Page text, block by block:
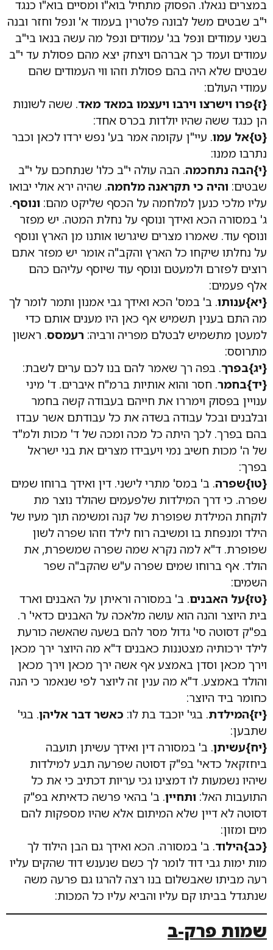
במצרים נגאלו. הפסוק מתחיל בוא"ו ומסיים בוא"ו כנגד
י"ב שבטים משל לבונה פלטרין בעמוד א' ונפל וחזר ובנה
בשני עמודים ונפל בג' עמודים ונפל מה עשה בנאו בי"ב
עמודים ועמד כך אברהם ויצחק יצא מהם פסולת עד י"ב
שבטים שלא היה בהם פסולת וזהו ווי העמודים שהם
עמודי העולם:
{ז}פרו וישרצו וירבו ויעצמו במאד מאד. ששה לשונות
הן כנגד ששה שהיו יולדות בכרס אחד:
{ט}אל עמו. עיי"ן עקומה אמר בע' נפש ירדו לכאן וכבר
נתרבו ממנו:
{י}הבה נתחכמה. הבה עולה י"ב כלו' שנתחכם על י"ב
שבטים: והיה כי תקראנה מלחמה. שהיה ירא אולי יבואו
עליו מלכי כנען למלחמה על הכסף שליקט מהם: ונוסף.
ג' במסורה הכא ואידך ונוסף על נחלת המטה. יש מפזר
ונוסף עוד. שאמרו מצרים שיגרשו אותנו מן הארץ ונוסף
על נחלתו שיקחו כל הארץ והקב"ה אומר יש מפזר אתם
רוצים לפזרם ולמעטם ונוסף עוד שיוסף עליהם כהם
אלף פעמים:
{יא}ענותו. ב' במס' הכא ואידך גבי אמנון ותמר לומר לך
מה התם בענין תשמיש אף כאן היו מענים אותם כדי
למעטן מתשמיש לבטלם מפריה ורביה: רעמסס. ראשון
מתרוסס:
{יג}בפרך. בפה רך שאמר להם בנו לכם ערים לשבת:
{יד}בחמר. חסר והוא אותיות ברמ"ח איברים. ד' מיני
ענויין בפסוק וימררו את חייהם בעבודה קשה בחמר
ובלבנים ובכל עבודה בשדה את כל עבודתם אשר עבדו
בהם בפרך. לכך היתה כל מכה ומכה של ד' מכות ולמ"ד
של ה' מכות חשיב נמי ויעבידו מצרים את בני ישראל
בפרך:
{טו}שפרה. ב' במס' מתרי לישני. דין ואידך ברוחו שמים
שפרה. כי דרך המילדות שלפעמים שהולד נוצר מת
לוקחת המילדת שפופרת של קנה ומשימה תוך מעיו של
הילד ומנפחת בו ומשיבה רוח לילד וזהו שפרה לשון
שפופרת. ד"א למה נקרא שמה שפרה שמשפרת, את
הולד. אף ברוחו שמים שפרה ע"ש שהקב"ה שפר
השמים:
{טז}על האבנים. ב' במסורה וראיתן על האבנים וארד
בית היוצר והנה הוא עושה מלאכה על האבנים כדאי' ר.
בפ"ק דסוטה סי' גדול מסר להם בשעה שהאשה כורעת
לילד ירכותיה מצטננות כאבנים ד"א מה היוצר ירך מכאן
וירך מכאן וסדן באמצע אף אשה ירך מכאן וירך מכאן
והולד באמצע. ד"א מה ענין זה ליוצר לפי שנאמר כי הנה
כחומר ביד היוצר:
{יז}המילדת. בגי' יוכבד בת לו: כאשר דבר אליהן. בגי'
שתבען:
{יח}עשיתן. ב' במסורה דין ואידך עשיתן תועבה
ביחזקאל כדאי' בפ"ק דסוטה שפרעה תבע למילדות
שיהיו נשמעות לו דמצינו גכי עריות דכתיב כי את כל
התועבות האל: ותחיין. ב' בהאי פרשה כדאיתא בפ"ק
דסוטה לא דיין שלא המיתום אלא שהיו מספקות להם
מים ומזון:
{כב}הילוד. ב' במסורה. הכא ואידך גם הבן הילוד לך
מות ימות גבי דוד לומר לך כשם שנענש דוד שהקים עליו
רעה מביתו שאבשלום בנו רצה להרגו גם פרעה משה
שנתגדל בביתו קם עליו והביא עליו כל המכות:
שמות פרק-ב